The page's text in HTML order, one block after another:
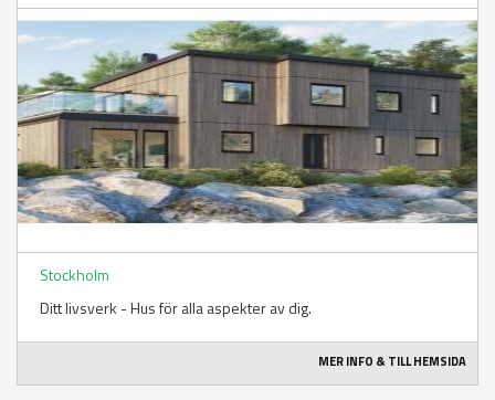
Stockholm
Ditt livsverk - Hus för alla aspekter av dig.
MER INFO & TILL HEMSIDA